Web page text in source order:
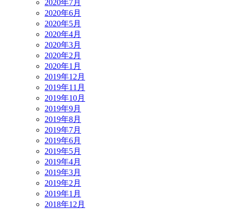
2020年7月
2020年6月
2020年5月
2020年4月
2020年3月
2020年2月
2020年1月
2019年12月
2019年11月
2019年10月
2019年9月
2019年8月
2019年7月
2019年6月
2019年5月
2019年4月
2019年3月
2019年2月
2019年1月
2018年12月